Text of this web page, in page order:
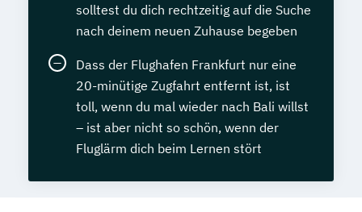
solltest du dich rechtzeitig auf die Suche
nach deinem neuen Zuhause begeben
Dass der Flughafen Frankfurt nur eine
20-minütige Zugfahrt entfernt ist, ist
toll, wenn du mal wieder nach Bali willst
– ist aber nicht so schön, wenn der
Fluglärm dich beim Lernen stört